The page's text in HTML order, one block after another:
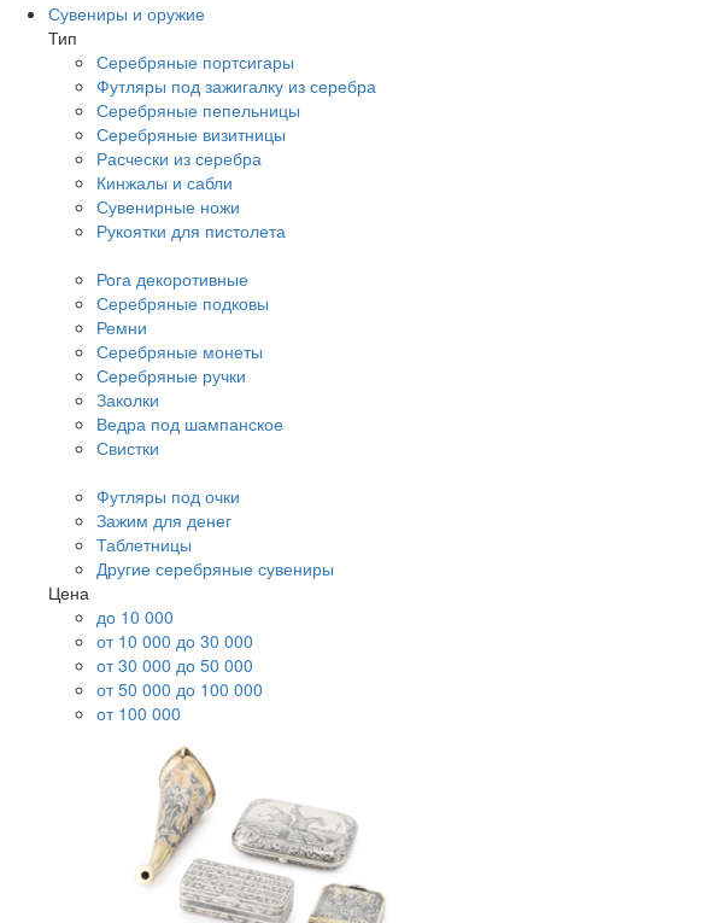
Сувениры и оружие
Тип
Серебряные портсигары
Футляры под зажигалку из серебра
Серебряные пепельницы
Серебряные визитницы
Расчески из серебра
Кинжалы и сабли
Сувенирные ножи
Рукоятки для пистолета
Рога декоротивные
Серебряные подковы
Ремни
Серебряные монеты
Серебряные ручки
Заколки
Ведра под шампанское
Свистки
Футляры под очки
Зажим для денег
Таблетницы
Другие серебряные сувениры
Цена
до 10 000
от 10 000 до 30 000
от 30 000 до 50 000
от 50 000 до 100 000
от 100 000